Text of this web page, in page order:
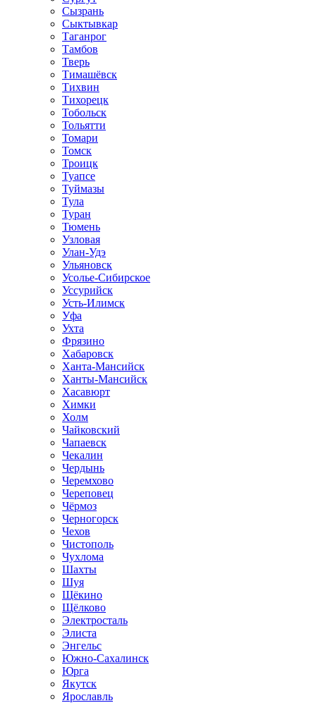
Сызрань
Сыктывкар
Таганрог
Тамбов
Тверь
Тимашёвск
Тихвин
Тихорецк
Тобольск
Тольятти
Томари
Томск
Троицк
Туапсе
Туймазы
Тула
Туран
Тюмень
Узловая
Улан-Удэ
Ульяновск
Усолье-Сибирское
Уссурийск
Усть-Илимск
Уфа
Ухта
Фрязино
Хабаровск
Ханта-Мансийск
Ханты-Мансийск
Хасавюрт
Химки
Холм
Чайковский
Чапаевск
Чекалин
Чердынь
Черемхово
Череповец
Чёрмоз
Черногорск
Чехов
Чистополь
Чухлома
Шахты
Шуя
Щёкино
Щёлково
Электросталь
Элиста
Энгельс
Южно-Сахалинск
Юрга
Якутск
Ярославль